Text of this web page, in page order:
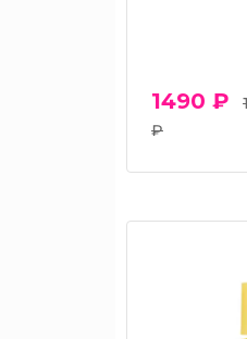
Е)
кислота
1490 ₽
₽